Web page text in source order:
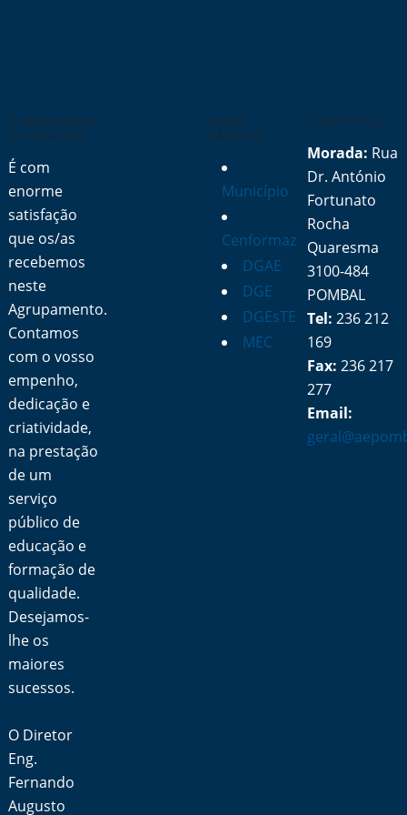
A MENSAGEM
DO DIRETOR
É com
enorme
satisfação
que os/as
recebemos
neste
Agrupamento.
Contamos
com o vosso
empenho,
dedicação e
criatividade,
na prestação
de um
serviço
público de
educação e
formação de
qualidade.
Desejamos-
lhe os
maiores
sucessos.
O Diretor
Eng.
Fernando
Augusto
LINKS
RÁPIDOS
Município
Cenformaz
DGAE
DGE
DGEsTE
MEC
CONTACTOS
Morada: Rua
Dr. António
Fortunato
Rocha
Quaresma
3100-484
POMBAL
Tel: 236 212
169
Fax: 236 217
277
Email: